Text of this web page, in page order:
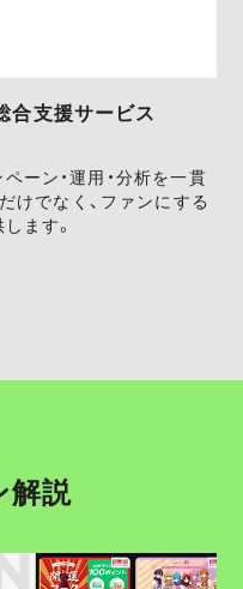
合支援サービス
ーン・運用・分析を一貫
けでなく、ファンにする
ます。
解説